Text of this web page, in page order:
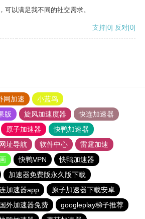
可以满足我不同的社交需求。
支持[0] 反对[0]
网加速
小蓝鸟
版
旋风加速度器
快连加速器
原子加速器
快鸭加速器
址导航 软件中心
雷霆加速
快鸭VPN
快鸭加速器
加速器免费版永久版下载
加速器app
原子加速器下载安卓
国外加速器免费
googleplay梯子推荐